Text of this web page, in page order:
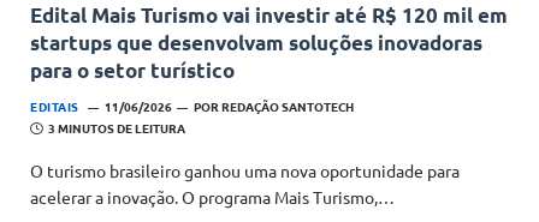
Edital Mais Turismo vai investir até R$ 120 mil em
startups que desenvolvam soluções inovadoras
para o setor turístico
EDITAIS 11/06/2026 POR REDAÇÃO SANTOTECH
3 MINUTOS DE LEITURA
O turismo brasileiro ganhou uma nova oportunidade para
acelerar a inovação. O programa Mais Turismo,…